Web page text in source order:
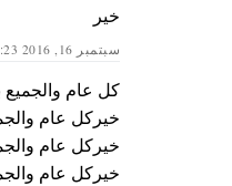
خير
سبتمبر 16, 2016 AT 1:23 م
كل عام
خيركل عام
خيركل عام
خيركل عام